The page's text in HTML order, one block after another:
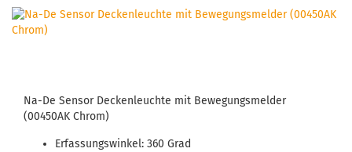
Na-De Sensor Deckenleuchte mit Bewegungsmelder
(00450AK Chrom)
Erfassungswinkel: 360 Grad